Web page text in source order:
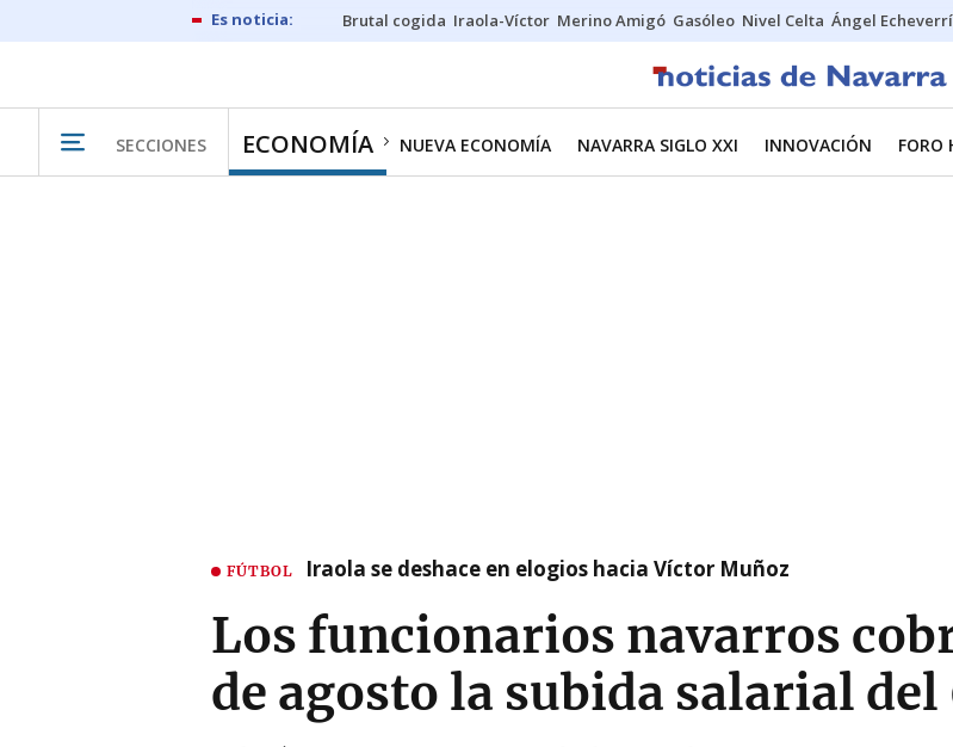
Brutal cogida Iraola-Víctor Merino Amigó Gasóleo Nivel Celta Ángel
SECCIONES ECONOMÍA NUEVA ECONOMÍA NAVARRA SIGLO XXI INNOVACIÓN FORO
FÚTBOL Iraola se deshace en elogios hacia Víctor Muñoz
Los funcionarios navarros
de agosto la subida salarial del